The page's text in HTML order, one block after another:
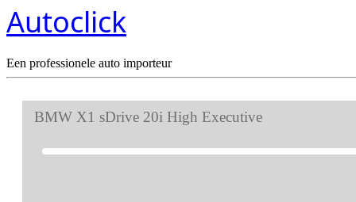
Autoclick
Een professionele auto importeur
BMW X1 sDrive 20i High Executive